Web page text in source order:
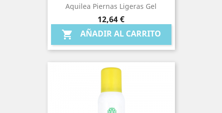
Aquilea Piernas Ligeras Gel
Precio
12,64 €
 AÑADIR AL CARRITO